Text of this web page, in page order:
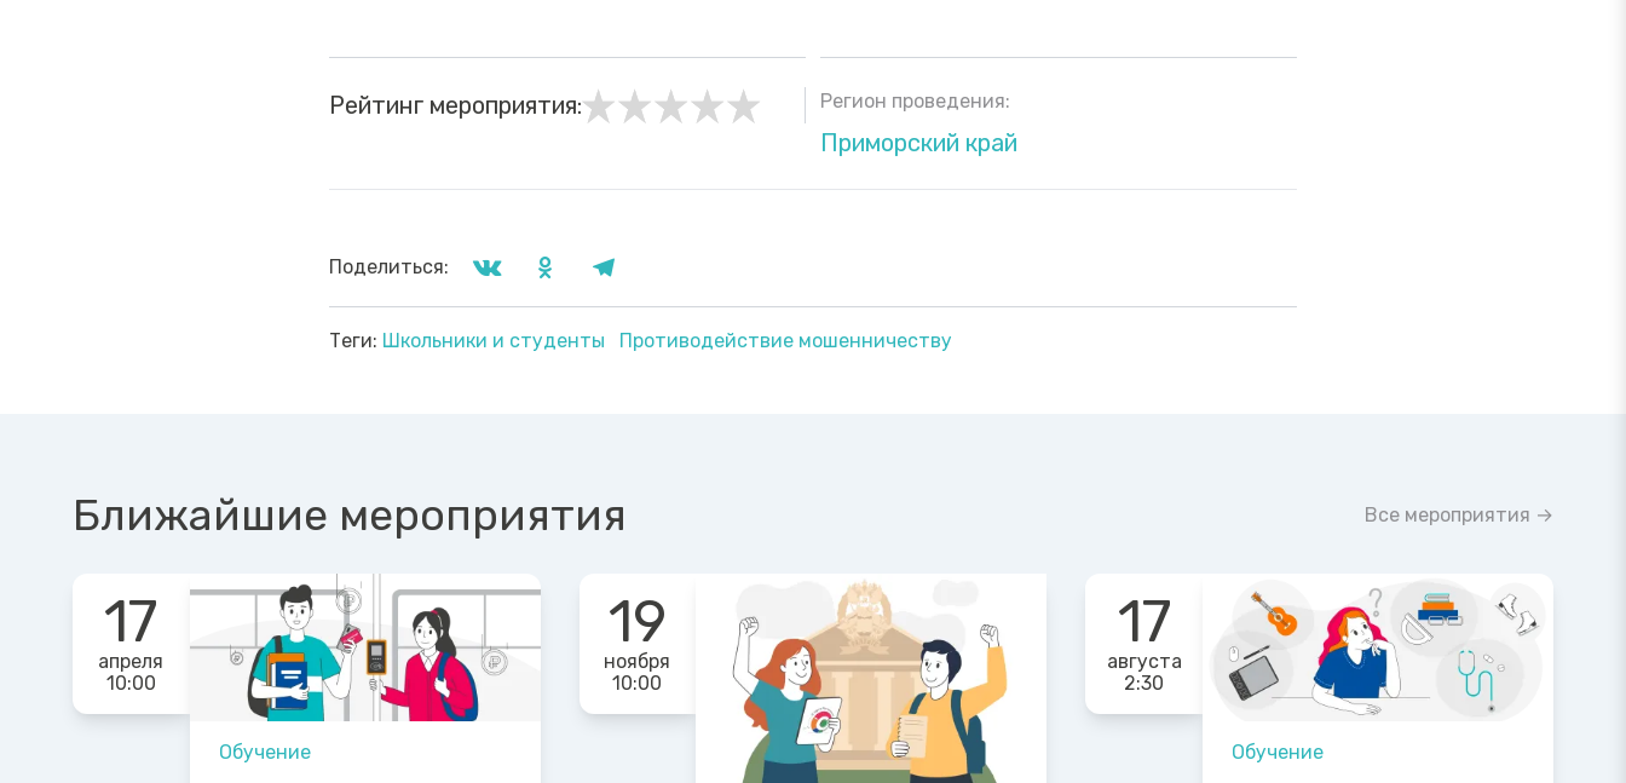
Рейтинг мероприятия: Регион проведения:
Приморский край
Поделиться:
Теги: Школьники и студенты Противодействие мошенничеству
Ближайшие мероприятия Все мероприятия →
17
апреля
10:00
Обучение
19
ноября
10:00
17
августа
2:30
Обучение